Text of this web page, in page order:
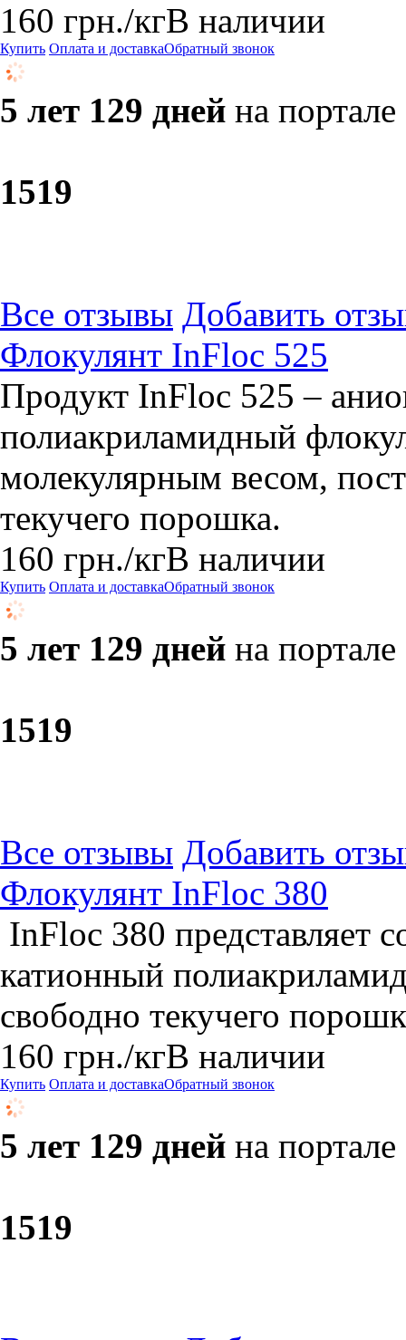
160 грн./кгВ наличии
Купить Оплата и доставкаОбратный звонок
5 лет 129 дней на портале
1519
Все отзывы Добавить
Флокулянт InFloc 525
Продукт InFloc 525 –
полиакриламидный
молекулярным весом,
текучего порошка.
160 грн./кгВ наличии
Купить Оплата и доставкаОбратный звонок
5 лет 129 дней на портале
1519
Все отзывы Добавить
Флокулянт InFloc 380
InFloc 380 представляет
катионный
свободно текучего
160 грн./кгВ наличии
Купить Оплата и доставкаОбратный звонок
5 лет 129 дней на портале
1519